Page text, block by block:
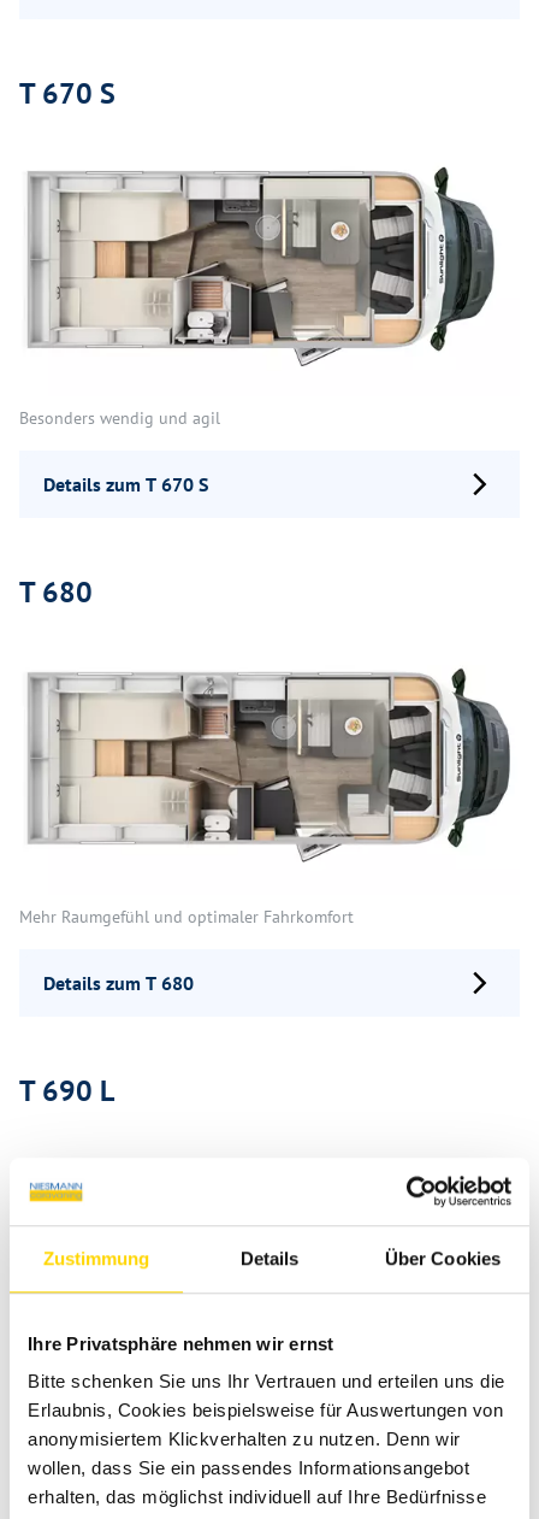
Zustimmung Details Über Cookies
Ihre Privatsphäre nehmen wir ernst
Bitte schenken Sie uns Ihr Vertrauen und erteilen uns die
Erlaubnis, Cookies beispielsweise für Auswertungen von
anonymisiertem Klickverhalten zu nutzen. Denn wir
wollen, dass Sie ein passendes Informationsangebot
erhalten, das möglichst individuell auf Ihre Bedürfnisse
T 670 S
Besonders wendig und agil
Details zum T 670 S
T 680
Mehr Raumgefühl und optimaler Fahrkomfort
Details zum T 680
T 690 L
Besonders geräumig für bis zu 5 Personen
Details zum T 690 L